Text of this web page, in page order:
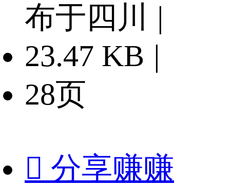
布于四川
|
23.47 KB |
28页
 分享赚赚